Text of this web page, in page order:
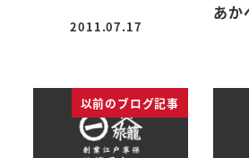
投稿日
2011.07.17
あか
以前のブログ記事